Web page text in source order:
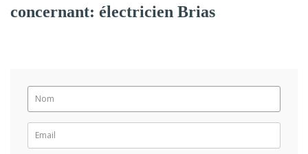
concernant: électricien Brias